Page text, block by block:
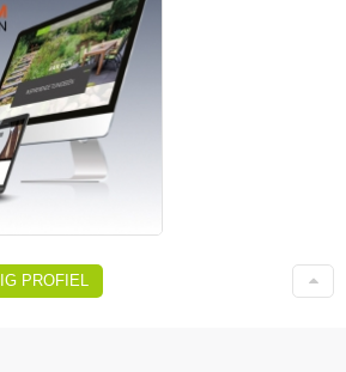
PROFIEL